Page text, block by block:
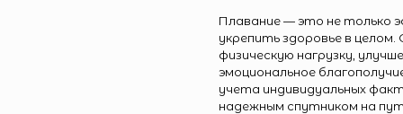
Плавание — это не только
укрепить здоровье в
физическую нагрузку,
эмоциональное
учета индивидуальных
надежным спутником на